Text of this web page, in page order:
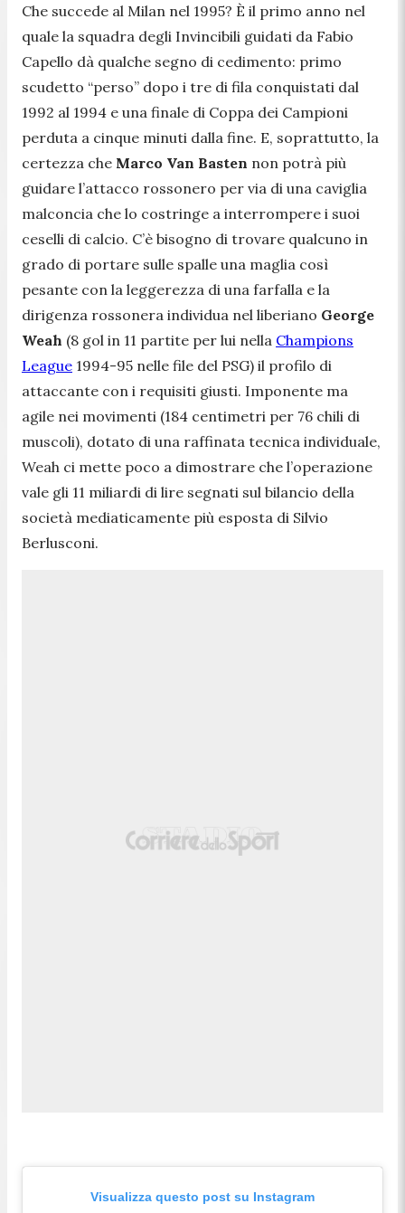
Che succede al Milan nel 1995? È il primo anno nel
quale la squadra degli Invincibili guidati da Fabio
Capello dà qualche segno di cedimento: primo
scudetto “perso” dopo i tre di fila conquistati dal
1992 al 1994 e una finale di Coppa dei Campioni
perduta a cinque minuti dalla fine. E, soprattutto, la
certezza che Marco Van Basten non potrà più
guidare l’attacco rossonero per via di una caviglia
malconcia che lo costringe a interrompere i suoi
ceselli di calcio. C’è bisogno di trovare qualcuno in
grado di portare sulle spalle una maglia così
pesante con la leggerezza di una farfalla e la
dirigenza rossonera individua nel liberiano George
Weah (8 gol in 11 partite per lui nella Champions
League 1994-95 nelle file del PSG) il profilo di
attaccante con i requisiti giusti. Imponente ma
agile nei movimenti (184 centimetri per 76 chili di
muscoli), dotato di una raffinata tecnica individuale,
Weah ci mette poco a dimostrare che l’operazione
vale gli 11 miliardi di lire segnati sul bilancio della
società mediaticamente più esposta di Silvio
Berlusconi.
Visualizza questo post su Instagram